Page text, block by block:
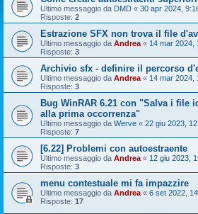
Ultimo messaggio da DMD « 30 apr 2024,
Risposte: 2
Estrazione SFX non trova il file
Ultimo messaggio da Andrea « 14 mar 2024,
Risposte: 3
Archivio sfx - definire il percorso
Ultimo messaggio da Andrea « 14 mar 2024,
Risposte: 3
Bug WinRAR 6.21 con "Salva i file
alla prima occorrenza"
Ultimo messaggio da Werve « 22 giu 2023,
Risposte: 7
[6.22] Problemi con autoestraente
Ultimo messaggio da Andrea « 12 giu 2023,
Risposte: 3
menu contestuale mi fa impazzire
Ultimo messaggio da Andrea « 6 set 2022,
Risposte: 17